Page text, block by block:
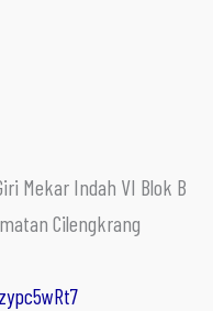
Mekar Indah VI Blok B
Cilengkrang